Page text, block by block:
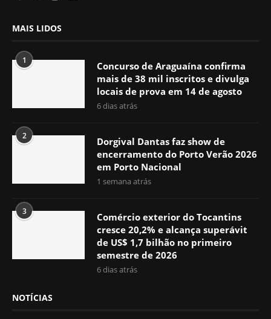
MAIS LIDOS
1
Concurso de Araguaína confirma
mais de 38 mil inscritos e divulga
locais de prova em 14 de agosto
6 dias atrás
2
Dorgival Dantas faz show de
encerramento do Porto Verão 2026
em Porto Nacional
1 semana atrás
3
Comércio exterior do Tocantins
cresce 20,2% e alcança superávit
de US$ 1,7 bilhão no primeiro
semestre de 2026
6 dias atrás
NOTÍCIAS